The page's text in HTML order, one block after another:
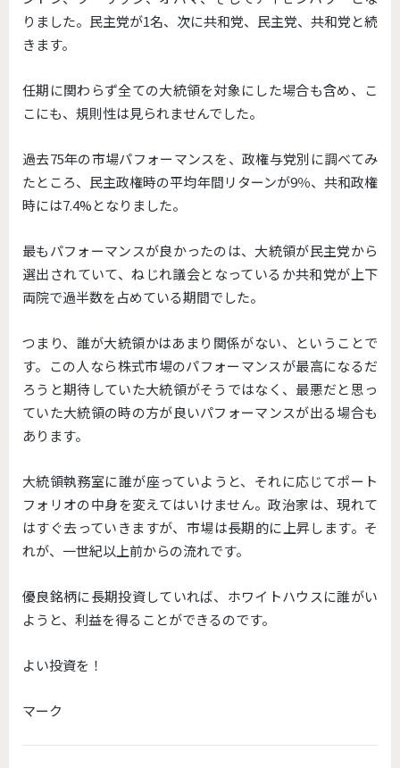
りました。民主党が1名、次に共和党、民主党、共和党と続
きます。
任期に関わらず全ての大統領を対象にした場合も含め、こ
こにも、規則性は見られませんでした。
過去75年の市場パフォーマンスを、政権与党別に調べてみ
たところ、民主政権時の平均年間リターンが9％、共和政権
時には7.4%となりました。
最もパフォーマンスが良かったのは、大統領が民主党から
選出されていて、ねじれ議会となっているか共和党が上下
両院で過半数を占めている期間でした。
つまり、誰が大統領かはあまり関係がない、ということで
す。この人なら株式市場のパフォーマンスが最高になるだ
ろうと期待していた大統領がそうではなく、最悪だと思っ
ていた大統領の時の方が良いパフォーマンスが出る場合も
あります。
大統領執務室に誰が座っていようと、それに応じてポート
フォリオの中身を変えてはいけません。政治家は、現れて
はすぐ去っていきますが、市場は長期的に上昇します。そ
れが、一世紀以上前からの流れです。
優良銘柄に長期投資していれば、ホワイトハウスに誰がい
ようと、利益を得ることができるのです。
よい投資を！
マーク